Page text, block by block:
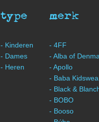
type
- Kinderen
- Dames
- Heren
merk
- 4FF
- Alba of
- Apollo
- Baba
- Black &
- BOBO
- Booso